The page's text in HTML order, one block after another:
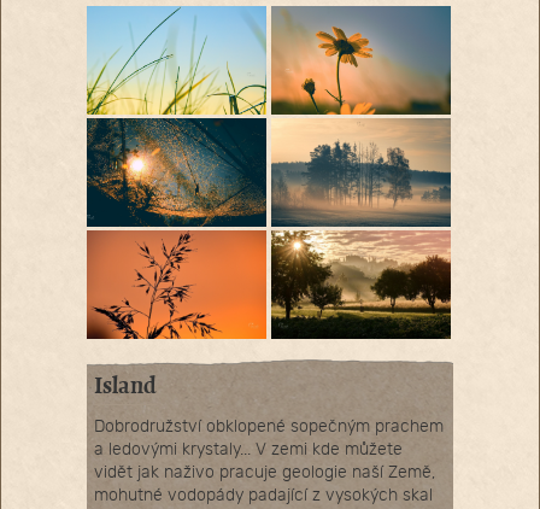
Island
Dobrodružství obklopené sopečným prachem
a ledovými krystaly... V zemi kde můžete
vidět jak naživo pracuje geologie naší Země,
mohutné vodopády padající z vysokých skal